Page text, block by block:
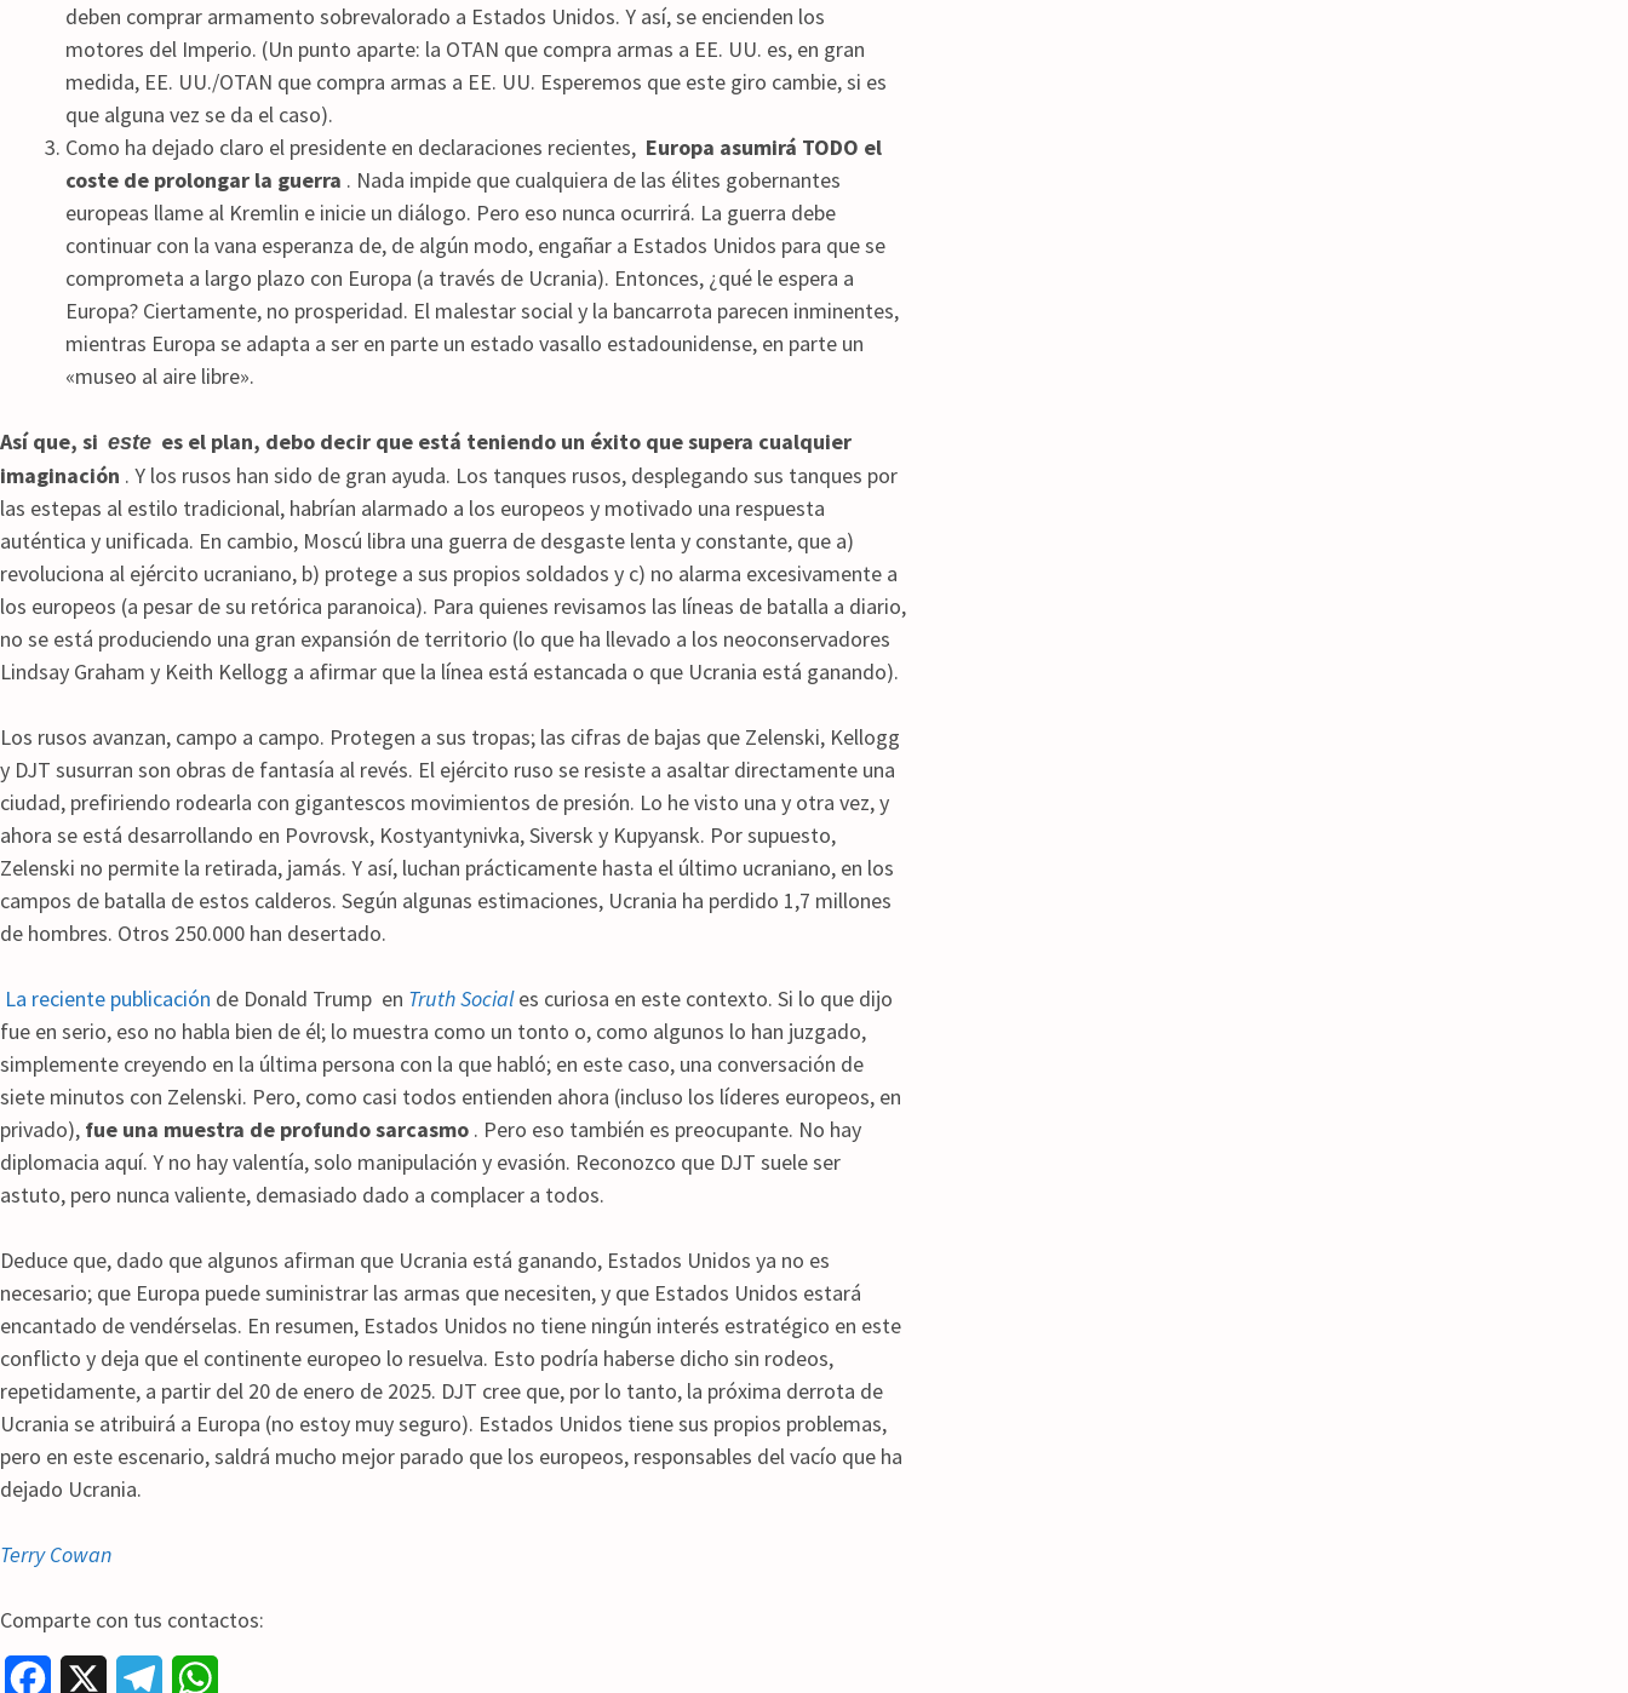
deben comprar armamento sobrevalorado a Estados Unidos. Y así, se encienden los
motores del Imperio. (Un punto aparte: la OTAN que compra armas a EE. UU. es, en gran
medida, EE. UU./OTAN que compra armas a EE. UU. Esperemos que este giro cambie, si es
que alguna vez se da el caso).
Como ha dejado claro el presidente en declaraciones recientes, Europa asumirá TODO el
coste de prolongar la guerra . Nada impide que cualquiera de las élites gobernantes
europeas llame al Kremlin e inicie un diálogo. Pero eso nunca ocurrirá. La guerra debe
continuar con la vana esperanza de, de algún modo, engañar a Estados Unidos para que se
comprometa a largo plazo con Europa (a través de Ucrania). Entonces, ¿qué le espera a
Europa? Ciertamente, no prosperidad. El malestar social y la bancarrota parecen inminentes,
mientras Europa se adapta a ser en parte un estado vasallo estadounidense, en parte un
«museo al aire libre».
Así que, si este es el plan, debo decir que está teniendo un éxito que supera cualquier
imaginación . Y los rusos han sido de gran ayuda. Los tanques rusos, desplegando sus tanques por
las estepas al estilo tradicional, habrían alarmado a los europeos y motivado una respuesta
auténtica y unificada. En cambio, Moscú libra una guerra de desgaste lenta y constante, que a)
revoluciona al ejército ucraniano, b) protege a sus propios soldados y c) no alarma excesivamente a
los europeos (a pesar de su retórica paranoica). Para quienes revisamos las líneas de batalla a diario,
no se está produciendo una gran expansión de territorio (lo que ha llevado a los neoconservadores
Lindsay Graham y Keith Kellogg a afirmar que la línea está estancada o que Ucrania está ganando).
Los rusos avanzan, campo a campo. Protegen a sus tropas; las cifras de bajas que Zelenski, Kellogg
y DJT susurran son obras de fantasía al revés. El ejército ruso se resiste a asaltar directamente una
ciudad, prefiriendo rodearla con gigantescos movimientos de presión. Lo he visto una y otra vez, y
ahora se está desarrollando en Povrovsk, Kostyantynivka, Siversk y Kupyansk. Por supuesto,
Zelenski no permite la retirada, jamás. Y así, luchan prácticamente hasta el último ucraniano, en los
campos de batalla de estos calderos. Según algunas estimaciones, Ucrania ha perdido 1,7 millones
de hombres. Otros 250.000 han desertado.
La reciente publicación de Donald Trump en Truth Sociales curiosa en este contexto. Si lo que dijo
fue en serio, eso no habla bien de él; lo muestra como un tonto o, como algunos lo han juzgado,
simplemente creyendo en la última persona con la que habló; en este caso, una conversación de
siete minutos con Zelenski. Pero, como casi todos entienden ahora (incluso los líderes europeos, en
privado), fue una muestra de profundo sarcasmo . Pero eso también es preocupante. No hay
diplomacia aquí. Y no hay valentía, solo manipulación y evasión. Reconozco que DJT suele ser
astuto, pero nunca valiente, demasiado dado a complacer a todos.
Deduce que, dado que algunos afirman que Ucrania está ganando, Estados Unidos ya no es
necesario; que Europa puede suministrar las armas que necesiten, y que Estados Unidos estará
encantado de vendérselas. En resumen, Estados Unidos no tiene ningún interés estratégico en este
conflicto y deja que el continente europeo lo resuelva. Esto podría haberse dicho sin rodeos,
repetidamente, a partir del 20 de enero de 2025. DJT cree que, por lo tanto, la próxima derrota de
Ucrania se atribuirá a Europa (no estoy muy seguro). Estados Unidos tiene sus propios problemas,
pero en este escenario, saldrá mucho mejor parado que los europeos, responsables del vacío que ha
dejado Ucrania.
Terry Cowan
Comparte con tus contactos: